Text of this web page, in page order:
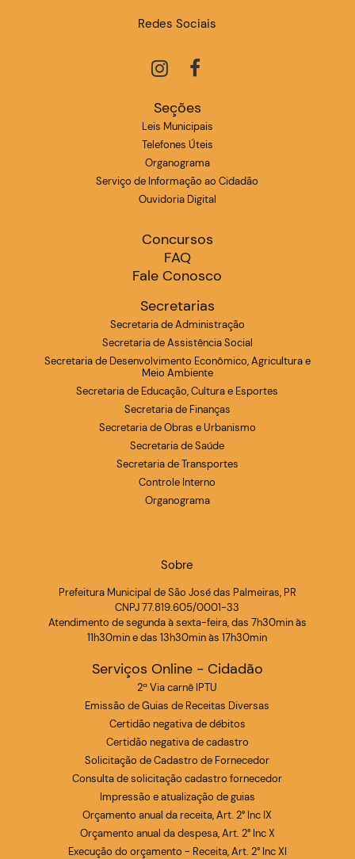
Redes Sociais
Seções
Leis Municipais
Telefones Úteis
Organograma
Serviço de Informação ao Cidadão
Ouvidoria Digital
Concursos
FAQ
Fale Conosco
Secretarias
Secretaria de Administração
Secretaria de Assistência Social
Secretaria de Desenvolvimento Econômico, Agricultura e
Meio Ambiente
Secretaria de Educação, Cultura e Esportes
Secretaria de Finanças
Secretaria de Obras e Urbanismo
Secretaria de Saúde
Secretaria de Transportes
Controle Interno
Organograma
Sobre
Prefeitura Municipal de São José das Palmeiras, PR
CNPJ 77.819.605/0001-33
Atendimento de segunda à sexta-feira, das 7h30min às
11h30min e das 13h30min às 17h30min
Serviços Online - Cidadão
2ª Via carnê IPTU
Emissão de Guias de Receitas Diversas
Certidão negativa de débitos
Certidão negativa de cadastro
Solicitação de Cadastro de Fornecedor
Consulta de solicitação cadastro fornecedor
Impressão e atualização de guias
Orçamento anual da receita, Art. 2° Inc IX
Orçamento anual da despesa, Art. 2° Inc X
Execução do orçamento - Receita, Art. 2° Inc XI